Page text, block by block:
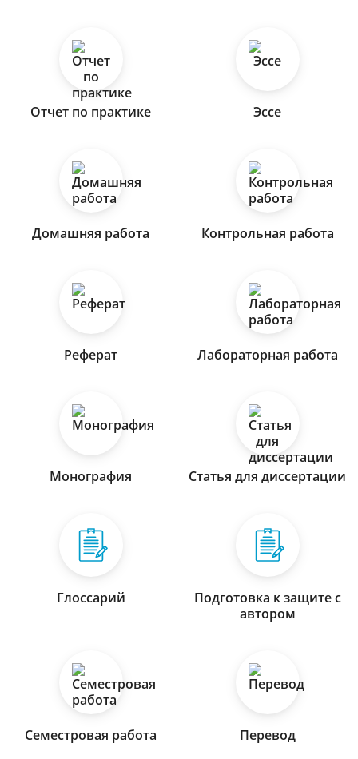
Отчет по практике Эссе
Домашняя работа Контрольная работа
Реферат Лабораторная работа
Монография Статья для диссертации
Глоссарий
Подготовка к защите с
автором
Семестровая работа Перевод